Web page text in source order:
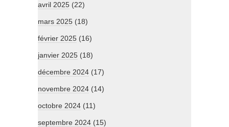
avril 2025 (22)
mars 2025 (18)
février 2025 (16)
janvier 2025 (18)
décembre 2024 (17)
novembre 2024 (14)
octobre 2024 (11)
septembre 2024 (15)